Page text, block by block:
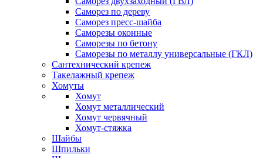
Саморез по дереву
Саморез пресс-шайба
Саморезы оконные
Саморезы по бетону
Саморезы по металлу универсальные (ГКЛ)
Сантехнический крепеж
Такелажный крепеж
Хомуты
Хомут
Хомут металлический
Хомут червячный
Хомут-стяжка
Шайбы
Шпильки